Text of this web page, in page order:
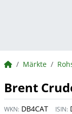
BörsenNEWS.de
Märkte
Brent
WKN: DB4CAT ISIN: